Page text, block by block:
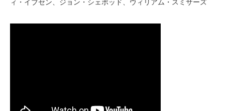
ィ・イブセン、ジョン・シェポッド、ウィリアム・スミサーズ